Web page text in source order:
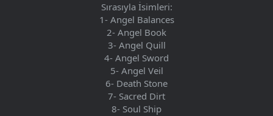
Sırasıyla İsimleri:
1- Angel Balances
2- Angel Book
3- Angel Quill
4- Angel Sword
5- Angel Veil
6- Death Stone
7- Sacred Dirt
8- Soul Ship